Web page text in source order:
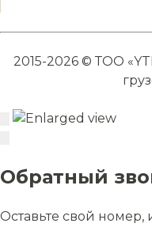
2015-2026 © ТОО
Обратный
Оставьте свой